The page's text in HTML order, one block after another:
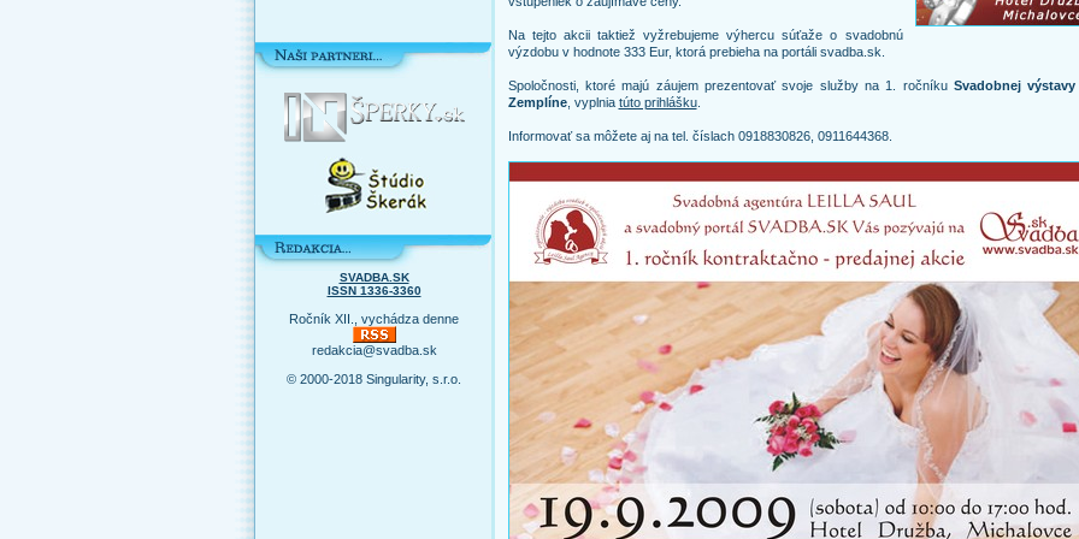
SVADBA.SK
ISSN 1336-3360
Ročník XII., vychádza denne
redakcia@svadba.sk
© 2000-2018 Singularity, s.r.o.
Na tejto akcii taktiež vyžrebujeme výhercu súťaže o svadobnú
výzdobu v hodnote 333 Eur, ktorá prebieha na portáli svadba.sk.
Spoločnosti, ktoré majú záujem prezentovať svoje služby na 1. ročníku Svadobnej
Zemplíne, vyplnia túto prihlášku.
Informovať sa môžete aj na tel. číslach 0918830826, 0911644368.